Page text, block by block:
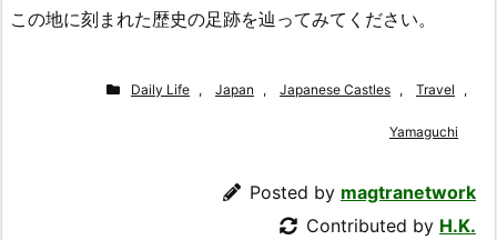
この地に刻まれた歴史の足跡を辿ってみてください。
Daily Life , Japan , Japanese Castles , Travel ,
Yamaguchi
Posted by magtranetwork
Contributed by H.K.